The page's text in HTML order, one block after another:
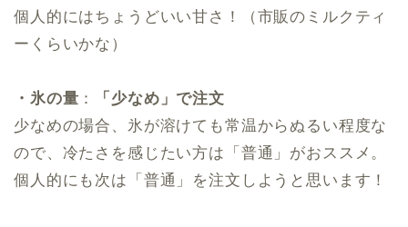
個人的にはちょうどいい甘さ！（市販のミルクティ
ーくらいかな）
・氷の量 ：
「少なめ」で注文
少なめの場合、氷が溶けても常温からぬるい程度な
ので、冷たさを感じたい方は「普通」がおススメ。
個人的にも次は「普通」を注文しようと思います！